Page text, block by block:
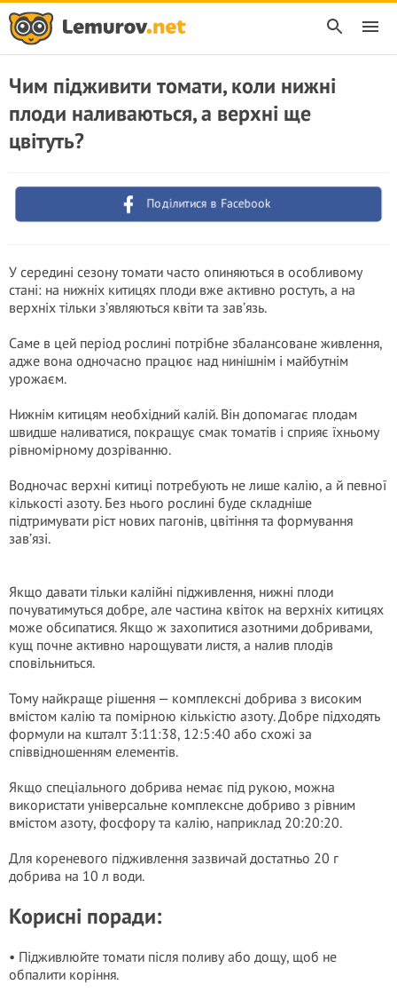
Чим підживити томати, коли нижні
плоди наливаються, а верхні ще
цвітуть?
Поділитися в Facebook
У середині сезону томати часто опиняються в особливому
стані: на нижніх китицях плоди вже активно ростуть, а на
верхніх тільки з’являються квіти та зав’язь.
Саме в цей період рослині потрібне збалансоване живлення,
адже вона одночасно працює над нинішнім і майбутнім
урожаєм.
Нижнім китицям необхідний калій. Він допомагає плодам
швидше наливатися, покращує смак томатів і сприяє їхньому
рівномірному дозріванню.
Водночас верхні китиці потребують не лише калію, а й певної
кількості азоту. Без нього рослині буде складніше
підтримувати ріст нових пагонів, цвітіння та формування
зав’язі.
Якщо давати тільки калійні підживлення, нижні плоди
почуватимуться добре, але частина квіток на верхніх китицях
може обсипатися. Якщо ж захопитися азотними добривами,
кущ почне активно нарощувати листя, а налив плодів
сповільниться.
Тому найкраще рішення — комплексні добрива з високим
вмістом калію та помірною кількістю азоту. Добре підходять
формули на кшталт 3:11:38, 12:5:40 або схожі за
співвідношенням елементів.
Якщо спеціального добрива немає під рукою, можна
використати універсальне комплексне добриво з рівним
вмістом азоту, фосфору та калію, наприклад 20:20:20.
Для кореневого підживлення зазвичай достатньо 20 г
добрива на 10 л води.
Корисні поради:
• Підживлюйте томати після поливу або дощу, щоб не
обпалити коріння.